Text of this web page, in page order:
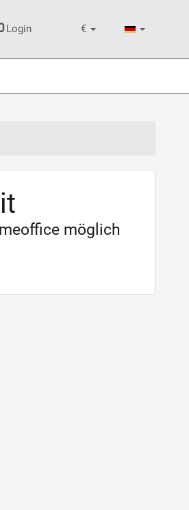
€
Login
möglich